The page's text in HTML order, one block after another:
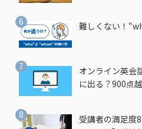
難しくない！
オンライン英会
に出る？900点
受講者の満足度